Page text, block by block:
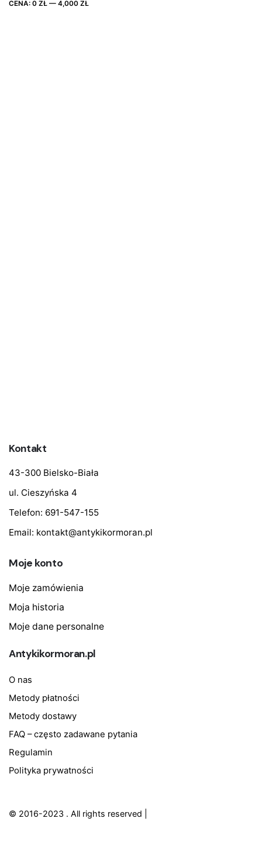
Cena
Cena
CENA: 0 ZŁ — 4,000 ZŁ
Kontakt
43-300 Bielsko-Biała
ul. Cieszyńska 4
Telefon: 691-547-155
Email: kontakt@antykikormoran.pl
Moje konto
Moje zamówienia
Moja historia
Moje dane personalne
Antykikormoran.pl
O nas
Metody płatności
Metody dostawy
FAQ – często zadawane pytania
Regulamin
Polityka prywatności
© 2016-2023 . All rights reserved |